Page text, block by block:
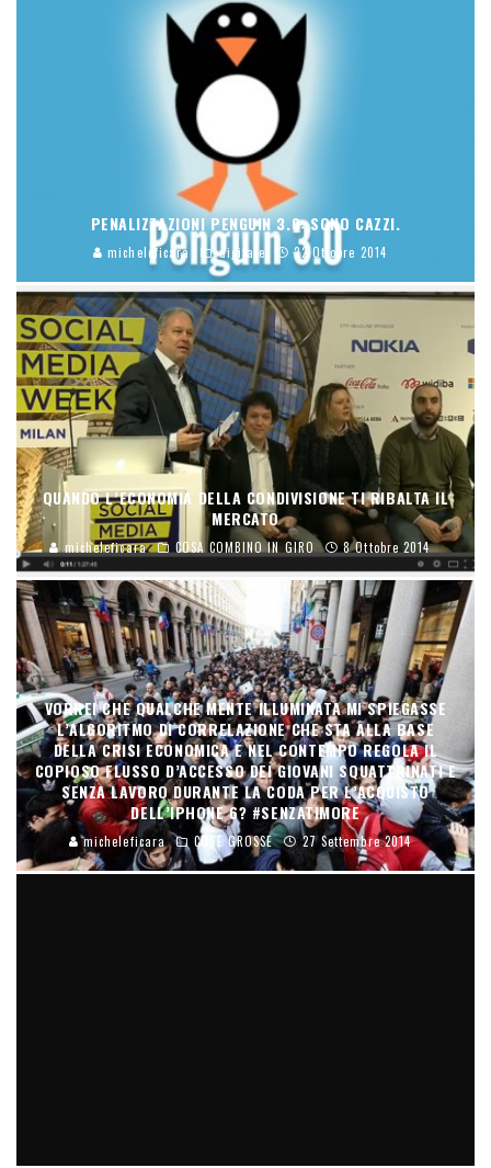
PENALIZZAZIONI PENGUIN 3.0: SONO CAZZI.
micheleficara digitale 22 Ottobre 2014
QUANDO L’ECONOMIA DELLA CONDIVISIONE TI RIBALTA IL
MERCATO
micheleficara COSA COMBINO IN GIRO 8 Ottobre 2014
VORREI CHE QUALCHE MENTE ILLUMINATA MI SPIEGASSE
L’ALGORITMO DI CORRELAZIONE CHE STA ALLA BASE
DELLA CRISI ECONOMICA E NEL CONTEMPO REGOLA IL
COPIOSO FLUSSO D’ACCESSO DEI GIOVANI SQUATTRINATI E
SENZA LAVORO DURANTE LA CODA PER L’ACQUISTO
DELL’IPHONE 6? #SENZATIMORE
micheleficara COSE GROSSE 27 Settembre 2014